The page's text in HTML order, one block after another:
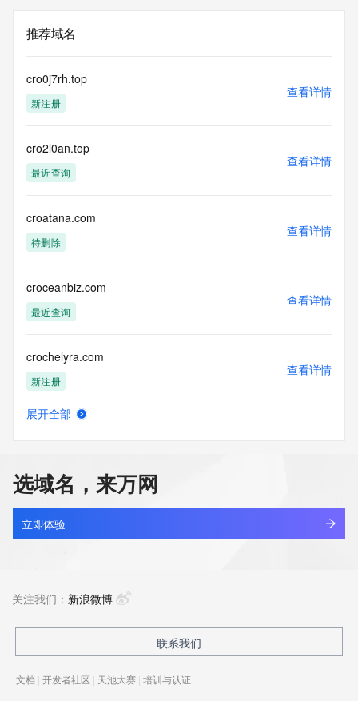
推荐域名
cro0j7rh.top
新注册
查看详情
cro2l0an.top
最近查询
查看详情
croatana.com
待删除
查看详情
croceanbiz.com
最近查询
查看详情
crochelyra.com
新注册
查看详情
crocszone.com
新注册
查看详情
新注册
展开全部
选域名，来万网
立即体验
关注我们： 新浪微博
联系我们
文档 | 开发者社区 | 天池大赛 | 培训与认证